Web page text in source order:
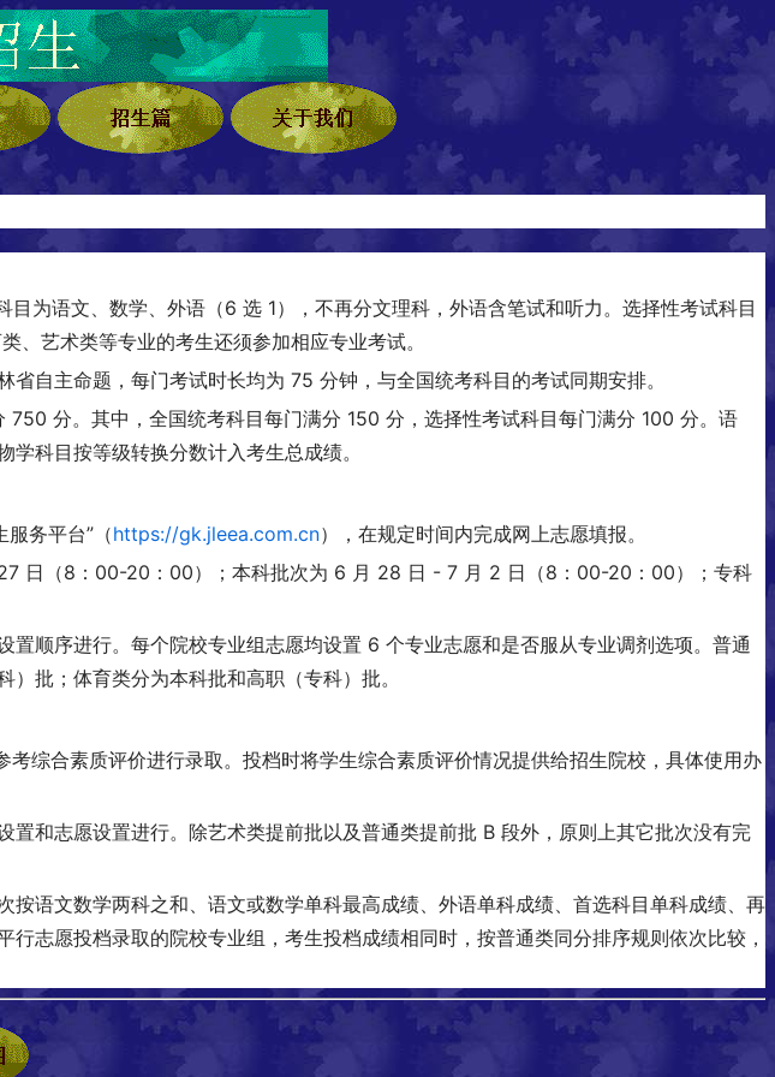
为语文、数学、外语（6 选 1），不再分文理科，外语含笔试和听力。选择性考试科目
艺术类等专业的考生还须参加相应专业考试。
自主命题，每门考试时长均为 75 分钟，与全国统考科目的考试同期安排。
分。其中，全国统考科目每门满分 150 分，选择性考试科目每门满分 100 分。语
科目按等级转换分数计入考生总成绩。
务平台”（https://gk.jleea.com.cn），在规定时间内完成网上志愿填报。
日（8：00-20：00）；本科批次为 6 月 28 日 - 7 月 2 日（8：00-20：00）；专科
置顺序进行。每个院校专业组志愿均设置 6 个专业志愿和是否服从专业调剂选项。普通
批；体育类分为本科批和高职（专科）批。
综合素质评价进行录取。投档时将学生综合素质评价情况提供给招生院校，具体使用办
和志愿设置进行。除艺术类提前批以及普通类提前批 B 段外，原则上其它批次没有完
语文数学两科之和、语文或数学单科最高成绩、外语单科成绩、首选科目单科成绩、再
志愿投档录取的院校专业组，考生投档成绩相同时，按普通类同分排序规则依次比较，